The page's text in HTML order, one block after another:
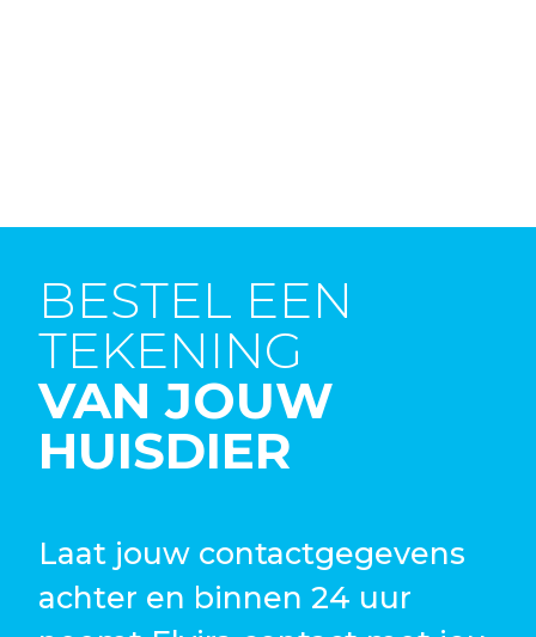
BESTEL EEN
TEKENING
VAN JOUW
HUISDIER
Laat jouw contactgegevens
achter en binnen 24 uur